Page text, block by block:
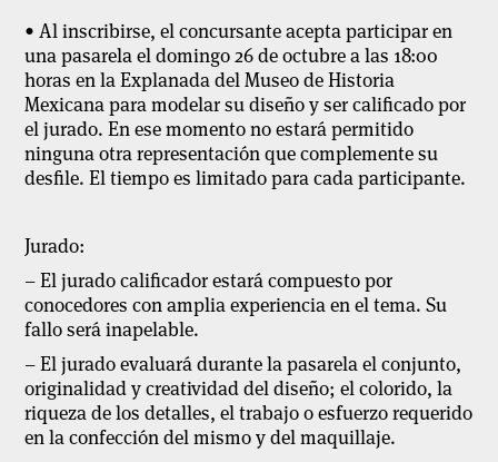
• Al inscribirse, el concursante acepta participar en
una pasarela el domingo 26 de octubre a las 18:00
horas en la Explanada del Museo de Historia
Mexicana para modelar su diseño y ser calificado por
el jurado. En ese momento no estará permitido
ninguna otra representación que complemente su
desfile. El tiempo es limitado para cada participante.
Jurado:
– El jurado calificador estará compuesto por
conocedores con amplia experiencia en el tema. Su
fallo será inapelable.
– El jurado evaluará durante la pasarela el conjunto,
originalidad y creatividad del diseño; el colorido, la
riqueza de los detalles, el trabajo o esfuerzo requerido
en la confección del mismo y del maquillaje.